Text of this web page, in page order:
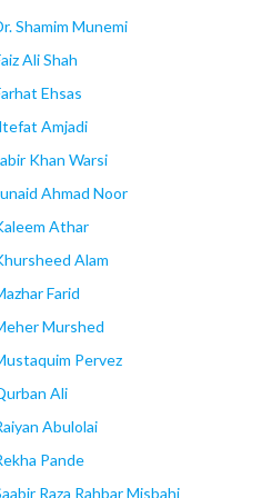
Shamim Munemi
Ali Shah
Ehsas
Amjadi
Khan Warsi
Ahmad Noor
Athar
Alam
Farid
Murshed
Pervez
Ali
Abulolai
Pande
Raza Rahbar Misbahi